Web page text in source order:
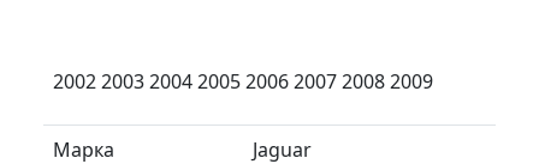
2002 2003 2004 2005 2006 2007 2008 2009
Марка
Jaguar